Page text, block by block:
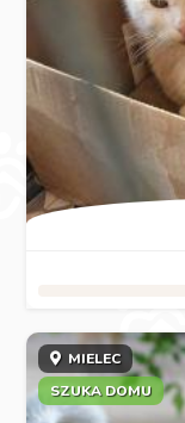
MIELEC
SZUKA DOMU